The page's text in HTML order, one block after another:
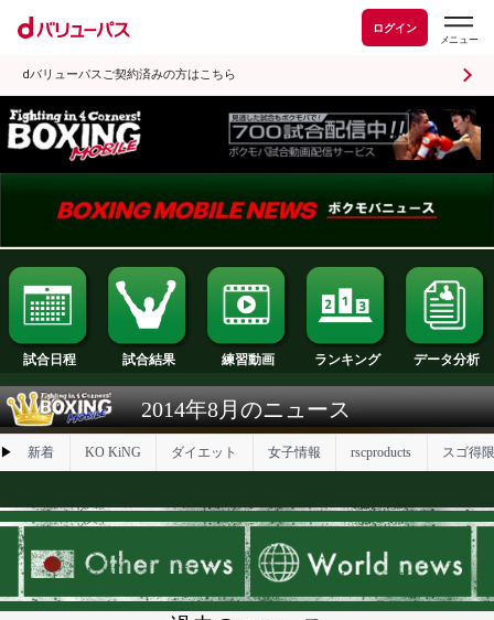
ログイン
dバリューパスご契約済みの方はこちら
試合日程 試合結果 練習動画 ランキング
新着 ダイエット